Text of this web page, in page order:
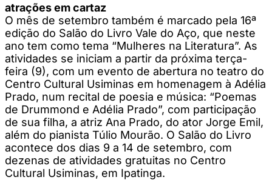
atrações em cartaz
O mês de setembro também é marcado pela 16ª
edição do Salão do Livro Vale do Aço, que neste
ano tem como tema “Mulheres na Literatura”. As
atividades se iniciam a partir da próxima terça-
feira (9), com um evento de abertura no teatro do
Centro Cultural Usiminas em homenagem à Adélia
Prado, num recital de poesia e música: “Poemas
de Drummond e Adélia Prado”, com participação
de sua filha, a atriz Ana Prado, do ator Jorge Emil,
além do pianista Túlio Mourão. O Salão do Livro
acontece dos dias 9 a 14 de setembro, com
dezenas de atividades gratuitas no Centro
Cultural Usiminas, em Ipatinga.